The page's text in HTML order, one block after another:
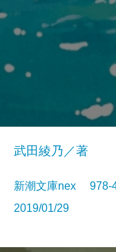
武田綾乃／著
新潮文庫nex
2019/01/29